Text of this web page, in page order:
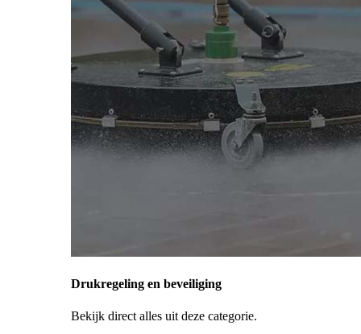
Drukregeling en beveiliging
Bekijk direct alles uit deze categorie.